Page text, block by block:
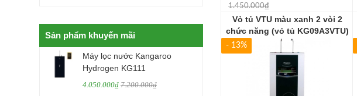
1.450.000₫
Vỏ tủ VTU màu xanh 2 vòi 2
chức năng (vỏ tủ KG09A3VTU)
- 13%
Sản phẩm khuyến mãi
Máy lọc nước Kangaroo
Hydrogen KG111
4.050.000₫ 7.200.000₫